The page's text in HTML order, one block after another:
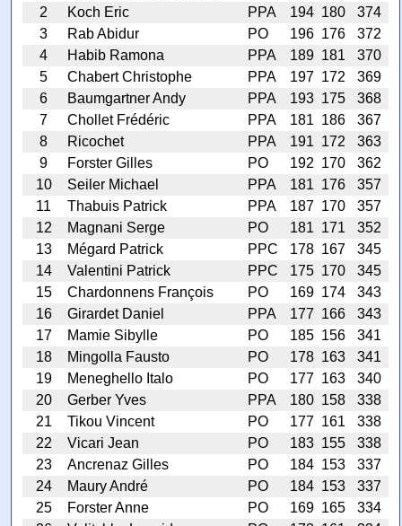
2
Koch Eric PPA 194 180
374
3
Rab Abidur PO 196 176
372
4
Habib Ramona PPA 189 181
370
5
Chabert Christophe PPA 197 172
369
6
Baumgartner Andy PPA 193 175
368
7
Chollet Frédéric PPA 181 186
367
8
Ricochet PPA 191 172
363
9
Forster Gilles PO 192 170
362
10
Seiler Michael PPA 181 176
357
11
Thabuis Patrick PPA 187 170
357
12
Magnani Serge PO 181 171
352
13
Mégard Patrick PPC 178 167
345
14
Valentini Patrick PPC 175 170
345
15
Chardonnens François PO 169 174
343
16
Girardet Daniel PPA 177 166
343
17
Mamie Sibylle PO 185 156
341
18
Mingolla Fausto PO 178 163
341
19
Meneghello Italo PO 177 163
340
20
Gerber Yves PPA 180 158
338
21
Tikou Vincent PO 177 161
338
22
Vicari Jean PO 183 155
338
23
Ancrenaz Gilles PO 184 153
337
24
Maury André PO 184 153
337
25
Forster Anne PO 169 165
334